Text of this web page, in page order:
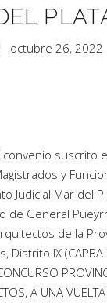
octubre 26, 2022
convenio suscrito
y
Judicial Mar del
de General
de la
Distrito IX (CAPBA
A UNA